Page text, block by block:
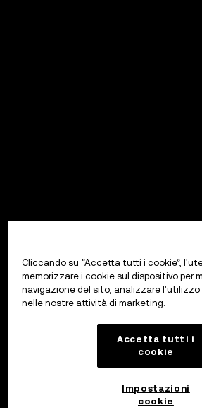
Cliccando su “Accetta tutti i cookie”,
memorizzare i cookie sul dispositivo per
navigazione del sito, analizzare
nelle nostre attività di marketing.
Accetta tutti i
cookie
Impostazioni
cookie